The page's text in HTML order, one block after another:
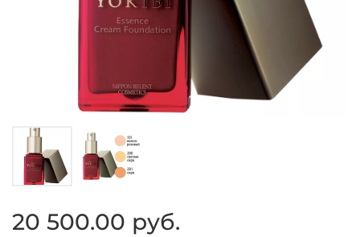
20 500.00 руб.